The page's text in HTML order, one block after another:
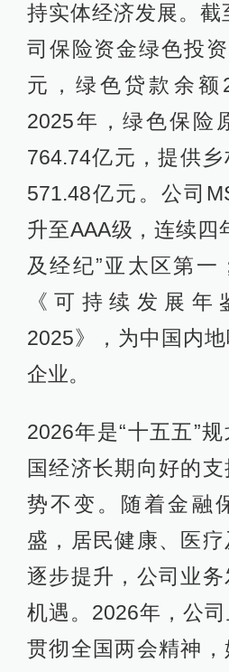
持实体经济发展。截
司保险资金绿色投
元，绿色贷款余额
2025年，绿色保险
764.74亿元，提供
571.48亿元。公司
升至AAA级，连续四
及经纪”亚太区第一
《可持续发展年
2025》，为中国内
企业。
2026年是“十五五”
国经济长期向好的
势不变。随着金融
盛，居民健康、医
逐步提升，公司业
机遇。2026年，公
贯彻全国两会精神